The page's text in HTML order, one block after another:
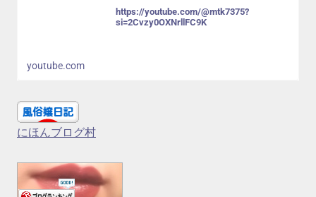
https://youtube.com/@mtk7375?
si=2Cvzy0OXNrllFC9K
youtube.com
にほんブログ村